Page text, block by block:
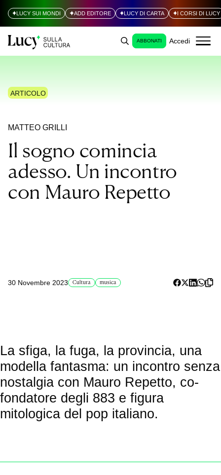
LUCY SUI MONDI ADD EDITORE LUCY DI CARTA I CORSI DI LUCY
ABBONATI Accedi
ARTICOLO
MATTEO GRILLI
Il sogno comincia
adesso. Un incontro
con Mauro Repetto
30 Novembre 2023 Cultura musica
La sfiga, la fuga, la provincia, una
modella fantasma: un incontro senza
nostalgia con Mauro Repetto, co-
fondatore degli 883 e figura
mitologica del pop italiano.